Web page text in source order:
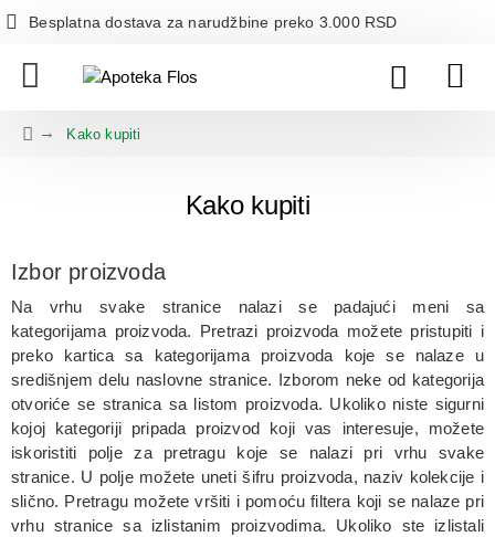
Besplatna dostava za narudžbine preko 3.000 RSD
Kako kupiti
Kako kupiti
Izbor proizvoda
Na vrhu svake stranice nalazi se padajući meni sa
kategorijama proizvoda. Pretrazi proizvoda možete pristupiti i
preko kartica sa kategorijama proizvoda koje se nalaze u
središnjem delu naslovne stranice. Izborom neke od kategorija
otvoriće se stranica sa listom proizvoda. Ukoliko niste sigurni
kojoj kategoriji pripada proizvod koji vas interesuje, možete
iskoristiti polje za pretragu koje se nalazi pri vrhu svake
stranice. U polje možete uneti šifru proizvoda, naziv kolekcije i
slično. Pretragu možete vršiti i pomoću filtera koji se nalaze pri
vrhu stranice sa izlistanim proizvodima. Ukoliko ste izlistali